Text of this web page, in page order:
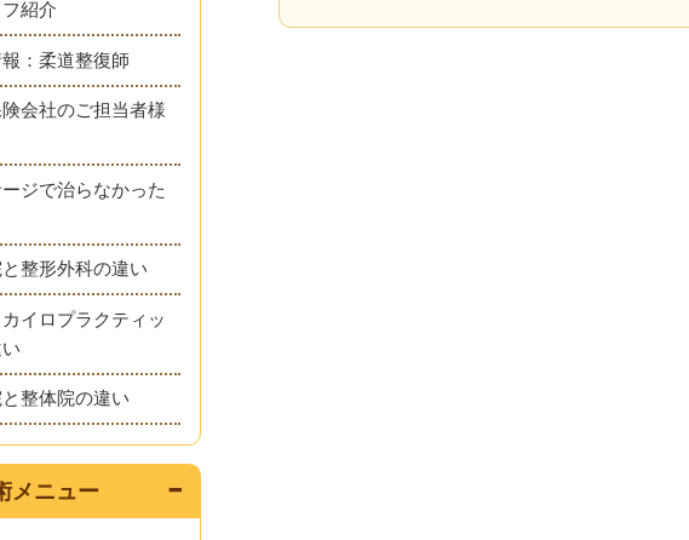
紹介
：柔道整復師
会社のご担当者様
ジで治らなかった
整形外科の違い
イロプラクティッ
整体院の違い
メニュー